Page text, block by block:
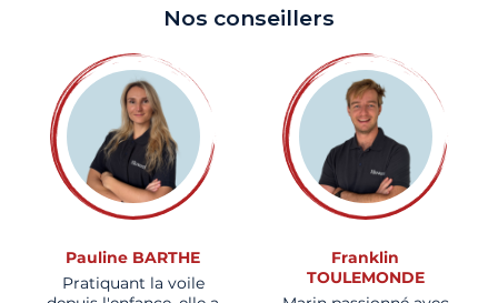
Nos conseillers
Pauline BARTHE
Pratiquant la voile
Franklin
TOULEMONDE